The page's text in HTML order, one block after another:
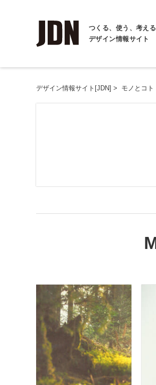
つくる、使う、考え
デザイン情報サイト
デザイン情報サイト[JDN] > モノとコト